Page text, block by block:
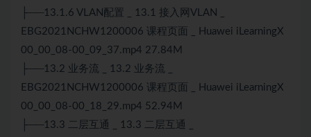
├──13.1.6 VLAN配置 _ 13.1 接入网VLAN _
EBG2021NCHW1200006 课程页面 _ Huawei iLearningX
00_00_08-00_09_37.mp4 27.84M
├──13.2 业务流 _ 13.2 业务流 _
EBG2021NCHW1200006 课程页面 _ Huawei iLearningX
00_00_08-00_18_29.mp4 52.94M
├──13.3 二层互通 _ 13.3 二层互通 _